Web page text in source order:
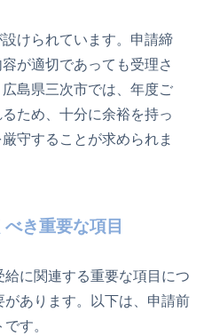
けられています。申請締
が適切であっても受理さ
島県三次市では、年度ご
ため、十分に余裕を持っ
守することが求められま
き重要な項目
に関連する重要な項目につ
あります。以下は、申請前
す。